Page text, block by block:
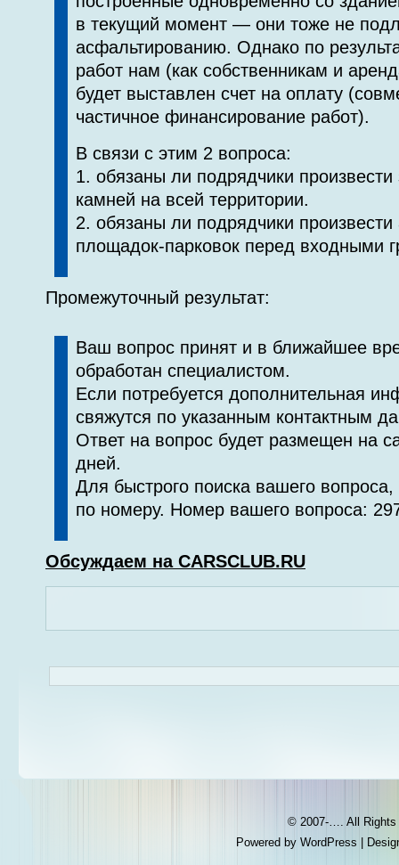
в текущий момент — они тоже не
асфальтированию. Однако по
работ нам (как собственникам и
будет выставлен счет на оплату
частичное финансирование работ).
В связи с этим 2 вопроса:
1. обязаны ли подрядчики
камней на всей территории.
2. обязаны ли подрядчики
площадок-парковок перед входными
Промежуточный результат:
Ваш вопрос принят и в ближайшее
обработан специалистом.
Если потребуется дополнительная
свяжутся по указанным контактным
Ответ на вопрос будет размещен на
дней.
Для быстрого поиска вашего вопроса,
по номеру. Номер вашего вопроса:
Обсуждаем на CARSCLUB.RU
© 2007-…. All
Powered by WordPress |